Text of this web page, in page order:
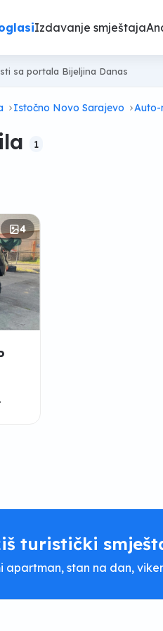
Izdavanje smještaja
sa portala Bijeljina Danas
Istočno Novo Sarajevo
1
4
turistički
apartman, stan na dan,